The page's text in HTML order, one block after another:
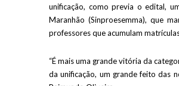
unificação, como previa o edital,
Maranhão (Sinproesemma), que
professores que acumulam
“É mais uma grande vitória da
da unificação, um grande feito das